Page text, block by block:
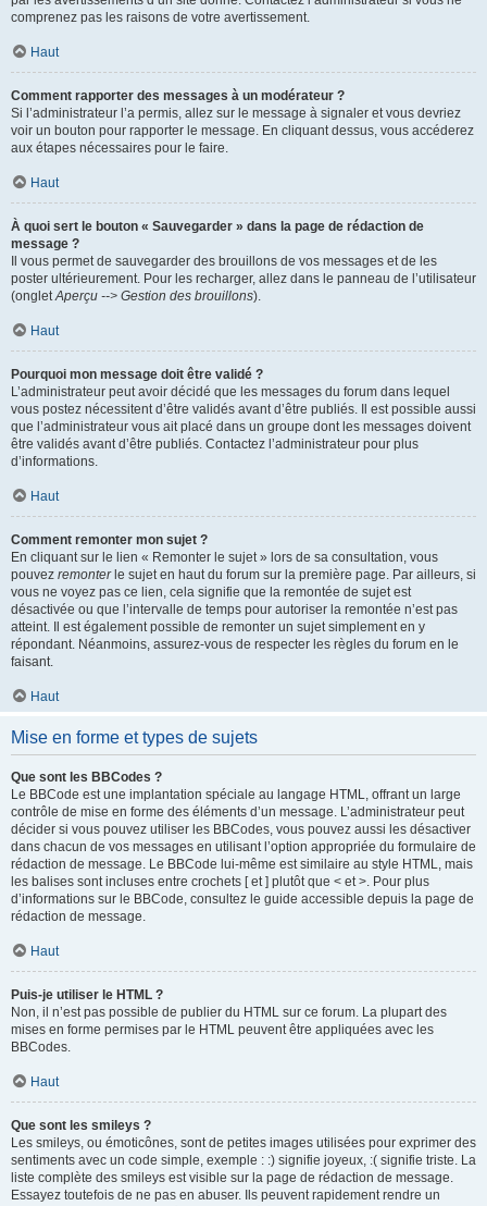
comprenez pas les raisons de votre avertissement.
Haut
Comment rapporter des messages à un modérateur ?
Si l’administrateur l’a permis, allez sur le message à signaler et vous devriez
voir un bouton pour rapporter le message. En cliquant dessus, vous accéderez
aux étapes nécessaires pour le faire.
Haut
À quoi sert le bouton « Sauvegarder » dans la page de rédaction de
message ?
Il vous permet de sauvegarder des brouillons de vos messages et de les
poster ultérieurement. Pour les recharger, allez dans le panneau de l’utilisateur
(ongletAperçu --> Gestion des brouillons).
Haut
Pourquoi mon message doit être validé ?
L’administrateur peut avoir décidé que les messages du forum dans lequel
vous postez nécessitent d’être validés avant d’être publiés. Il est possible aussi
que l’administrateur vous ait placé dans un groupe dont les messages doivent
être validés avant d’être publiés. Contactez l’administrateur pour plus
d’informations.
Haut
Comment remonter mon sujet ?
En cliquant sur le lien « Remonter le sujet » lors de sa consultation, vous
pouvez remonterle sujet en haut du forum sur la première page. Par ailleurs, si
vous ne voyez pas ce lien, cela signifie que la remontée de sujet est
désactivée ou que l’intervalle de temps pour autoriser la remontée n’est pas
atteint. Il est également possible de remonter un sujet simplement en y
répondant. Néanmoins, assurez-vous de respecter les règles du forum en le
faisant.
Haut
Mise en forme et types de sujets
Que sont les BBCodes ?
Le BBCode est une implantation spéciale au langage HTML, offrant un large
contrôle de mise en forme des éléments d’un message. L’administrateur peut
décider si vous pouvez utiliser les BBCodes, vous pouvez aussi les désactiver
dans chacun de vos messages en utilisant l’option appropriée du formulaire de
rédaction de message. Le BBCode lui-même est similaire au style HTML, mais
les balises sont incluses entre crochets [ et ] plutôt que < et >. Pour plus
d’informations sur le BBCode, consultez le guide accessible depuis la page de
rédaction de message.
Haut
Puis-je utiliser le HTML ?
Non, il n’est pas possible de publier du HTML sur ce forum. La plupart des
mises en forme permises par le HTML peuvent être appliquées avec les
BBCodes.
Haut
Que sont les smileys ?
Les smileys, ou émoticônes, sont de petites images utilisées pour exprimer des
sentiments avec un code simple, exemple : :) signifie joyeux, :( signifie triste. La
liste complète des smileys est visible sur la page de rédaction de message.
Essayez toutefois de ne pas en abuser. Ils peuvent rapidement rendre un